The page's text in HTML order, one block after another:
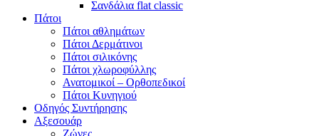
Σανδάλια flat classic
Πάτοι
Πάτοι αθλημάτων
Πάτοι Δερμάτινοι
Πάτοι σιλικόνης
Πάτοι χλωροφύλλης
Ανατομικοί – Ορθοπεδικοί
Πάτοι Κυνηγιού
Οδηγός Συντήρησης
Αξεσουάρ